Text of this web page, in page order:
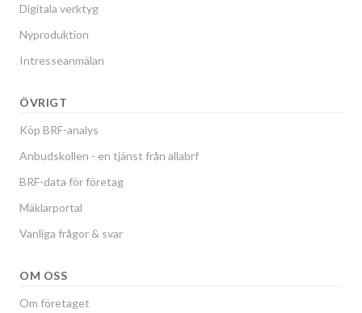
Digitala verktyg
Nyproduktion
Intresseanmälan
ÖVRIGT
Köp BRF-analys
Anbudskollen - en tjänst från allabrf
BRF-data för företag
Mäklarportal
Vanliga frågor & svar
OM OSS
Om företaget